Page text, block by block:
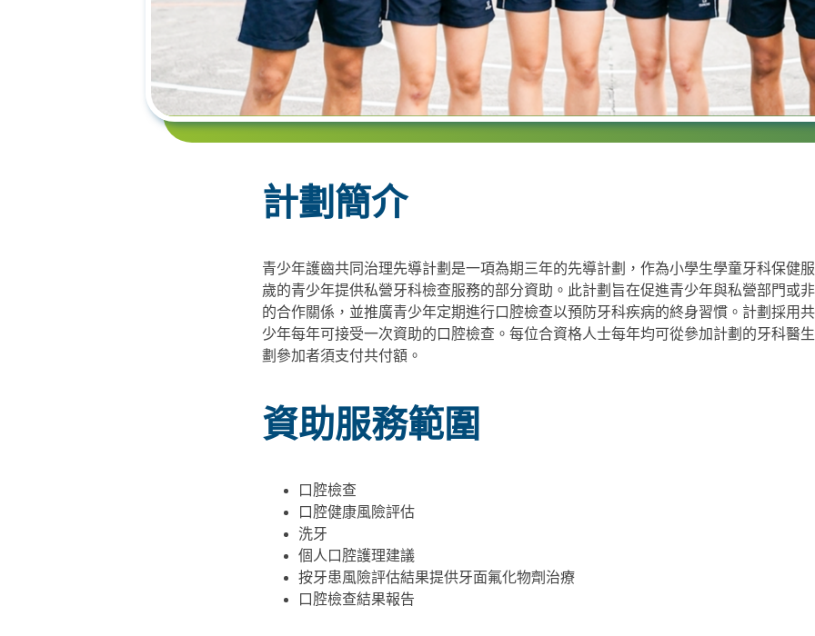
計劃簡介
青少年護齒共同治理先導計劃是一項為期三年的先導計劃，作為小學生學童牙科保健
歲的青少年提供私營牙科檢查服務的部分資助。此計劃旨在促進青少年與私營部門或
的合作關係，並推廣青少年定期進行口腔檢查以預防牙科疾病的終身習慣。計劃採用
少年每年可接受一次資助的口腔檢查。每位合資格人士每年均可從參加計劃的牙科醫
劃參加者須支付共付額。
資助服務範圍
口腔檢查
口腔健康風險評估
洗牙
個人口腔護理建議
按牙患風險評估結果提供牙面氟化物劑治療
口腔檢查結果報告